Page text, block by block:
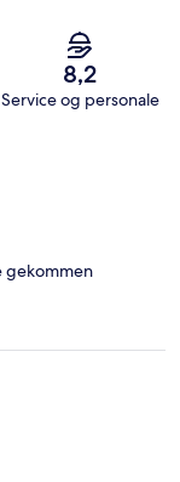
8,2
Service og personale
gekommen